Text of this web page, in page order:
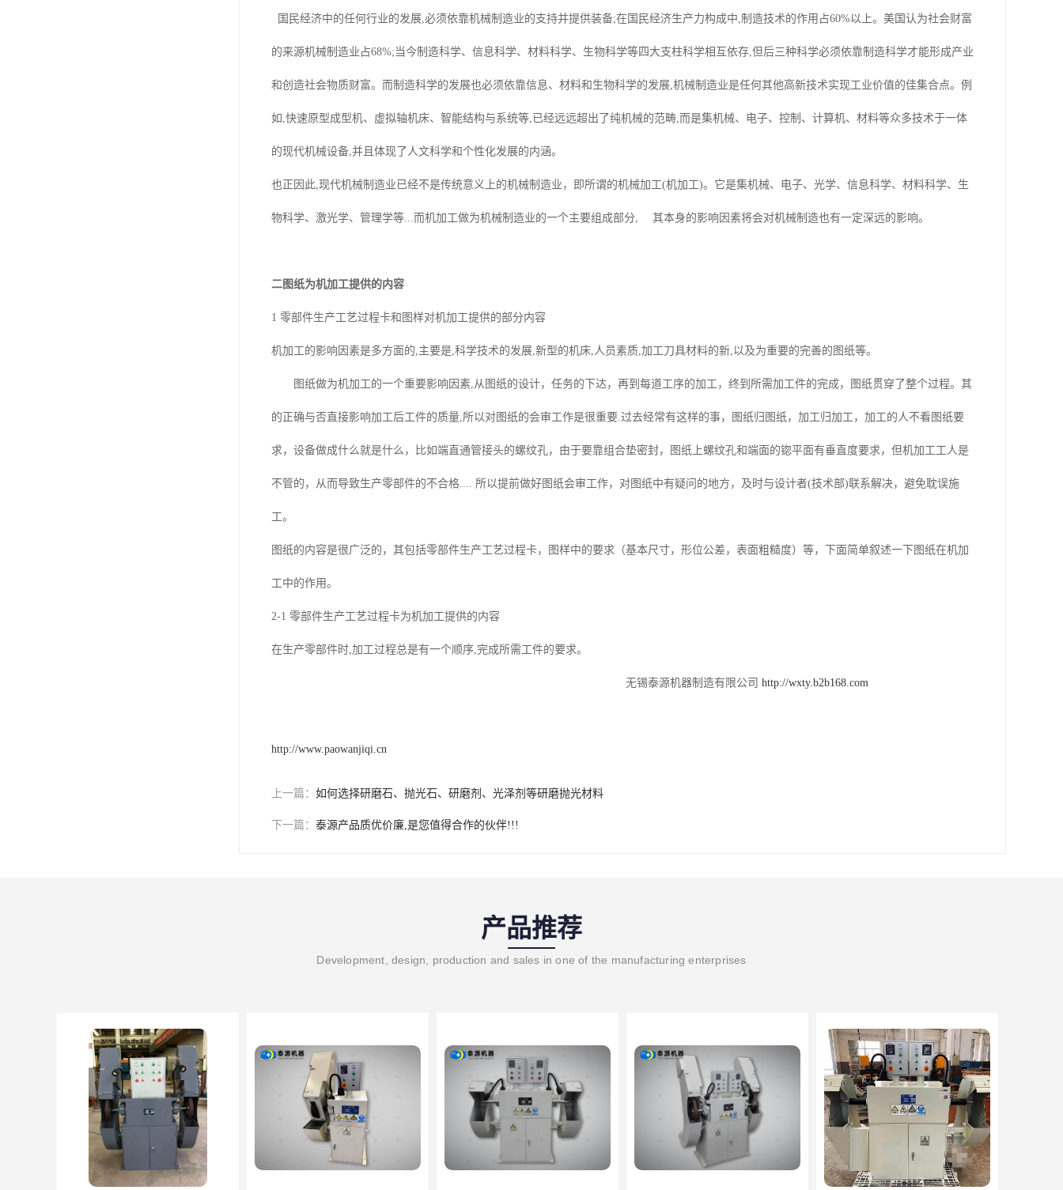
国民经济中的任何行业的发展,必须依靠机械制造业的支持并提供装备;在国民经济生产力构成中,制造技术的作用占60%以上。美国认为社会财富
的来源机械制造业占68%;当今制造科学、信息科学、材料科学、生物科学等四大支柱科学相互依存,但后三种科学必须依靠制造科学才能形成产业
和创造社会物质财富。而制造科学的发展也必须依靠信息、材料和生物科学的发展,机械制造业是任何其他高新技术实现工业价值的佳集合点。例
如,快速原型成型机、虚拟轴机床、智能结构与系统等,已经远远超出了纯机械的范畴,而是集机械、电子、控制、计算机、材料等众多技术于一体
的现代机械设备,并且体现了人文科学和个性化发展的内涵。
也正因此,现代机械制造业已经不是传统意义上的机械制造业，即所谓的机械加工(机加工)。它是集机械、电子、光学、信息科学、材料科学、生
物科学、激光学、管理学等...而机加工做为机械制造业的一个主要组成部分, 其本身的影响因素将会对机械制造也有一定深远的影响。
二图纸为机加工提供的内容
1 零部件生产工艺过程卡和图样对机加工提供的部分内容
机加工的影响因素是多方面的,主要是,科学技术的发展,新型的机床,人员素质,加工刀具材料的新,以及为重要的完善的图纸等。
图纸做为机加工的一个重要影响因素,从图纸的设计，任务的下达，再到每道工序的加工，终到所需加工件的完成，图纸贯穿了整个过程。其
的正确与否直接影响加工后工件的质量,所以对图纸的会审工作是很重要.过去经常有这样的事，图纸归图纸，加工归加工，加工的人不看图纸要
求，设备做成什么就是什么，比如端直通管接头的螺纹孔，由于要靠组合垫密封，图纸上螺纹孔和端面的锪平面有垂直度要求，但机加工工人是
不管的，从而导致生产零部件的不合格.... 所以提前做好图纸会审工作，对图纸中有疑问的地方，及时与设计者(技术部)联系解决，避免耽误施
工。
图纸的内容是很广泛的，其包括零部件生产工艺过程卡，图样中的要求（基本尺寸，形位公差，表面粗糙度）等，下面简单叙述一下图纸在机加
工中的作用。
2-1 零部件生产工艺过程卡为机加工提供的内容
在生产零部件时,加工过程总是有一个顺序,完成所需工件的要求。
无锡泰源机器制造有限公司 http://wxty.b2b168.com
http://www.paowanjiqi.cn
上一篇： 如何选择研磨石、抛光石、研磨剂、光泽剂等研磨抛光材料
下一篇： 泰源产品质优价廉,是您值得合作的伙伴!!!
产品推荐
Development, design, production and sales in one of the manufacturing enterprises